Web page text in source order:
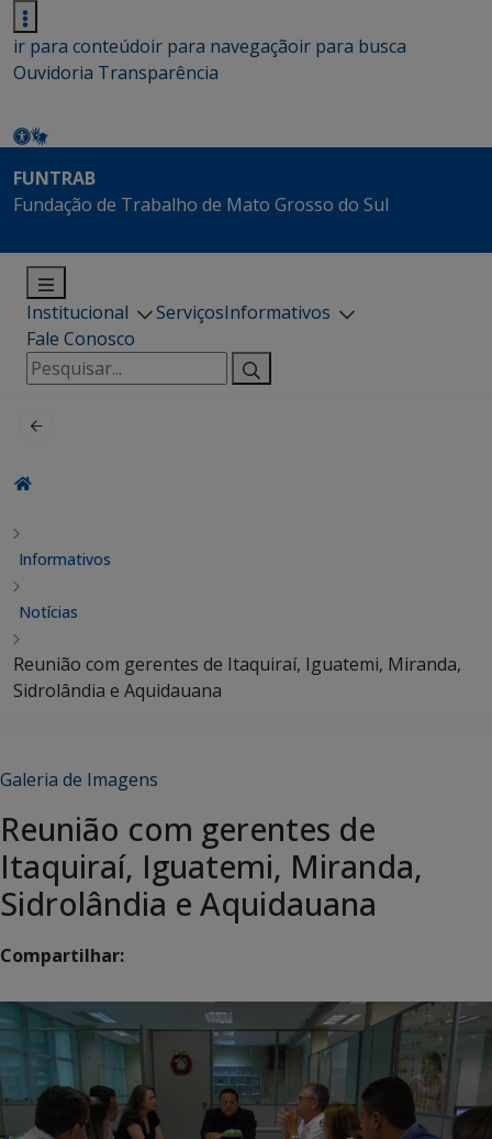
ir para conteúdoir para navegaçãoir para busca
Ouvidoria Transparência
FUNTRAB
Fundação de Trabalho de Mato Grosso do Sul
Institucional ServiçosInformativos
Fale Conosco
Pesquisar
por:
Informativos
Notícias
Reunião com gerentes de Itaquiraí, Iguatemi, Miranda,
Sidrolândia e Aquidauana
Galeria de Imagens
Reunião com gerentes de
Itaquiraí, Iguatemi, Miranda,
Sidrolândia e Aquidauana
Compartilhar: